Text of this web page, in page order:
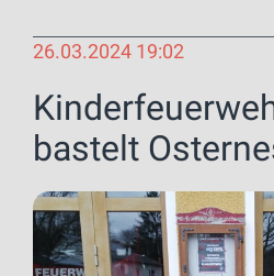
26.03.2024 19:02
bastelt